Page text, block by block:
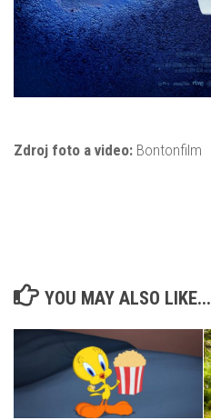
Zdroj foto a video: Bontonfilm
YOU MAY ALSO LIKE...